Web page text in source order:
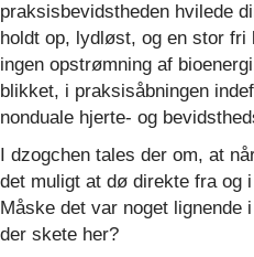
praksisbevidstheden hvilede
holdt op, lydløst, og en stor
ingen opstrømning af
blikket, i praksisåbningen
nonduale hjerte- og
I dzogchen tales der om, at
det muligt at dø direkte fra og
Måske det var noget lignende
der skete her?